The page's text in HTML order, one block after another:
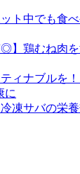
ット中でも食
◎】鶏むね肉
ィナブルを
に
凍サバの栄